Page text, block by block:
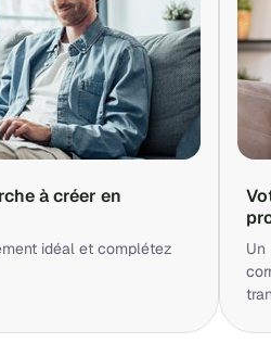
à créer en
idéal et complétez
Un